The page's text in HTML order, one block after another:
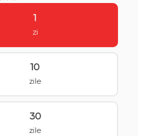
1
zi
10
zile
30
zile